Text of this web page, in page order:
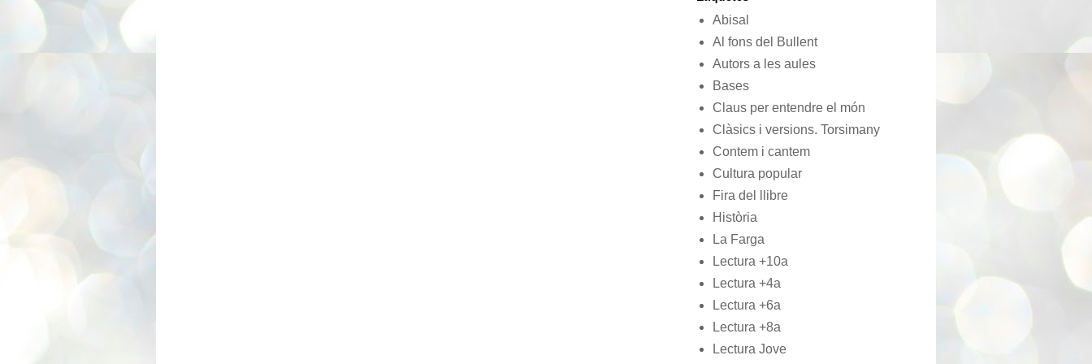
Abisal
Al fons del Bullent
Autors a les aules
Bases
Claus per entendre el món
Clàsics i versions. Torsimany
Contem i cantem
Cultura popular
Fira del llibre
Història
La Farga
Lectura +10a
Lectura +4a
Lectura +6a
Lectura +8a
Lectura Jove